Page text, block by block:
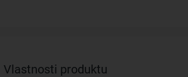
Vlastnosti produktu